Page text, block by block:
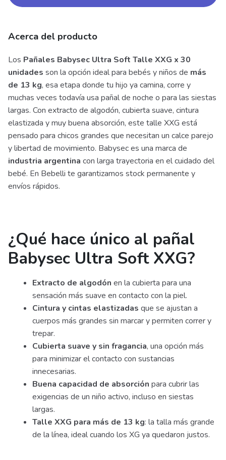
Acerca del producto
Los Pañales Babysec Ultra Soft Talle XXG x 30
unidades son la opción ideal para bebés y niños de más
de 13 kg, esa etapa donde tu hijo ya camina, corre y
muchas veces todavía usa pañal de noche o para las siestas
largas. Con extracto de algodón, cubierta suave, cintura
elastizada y muy buena absorción, este talle XXG está
pensado para chicos grandes que necesitan un calce parejo
y libertad de movimiento. Babysec es una marca de
industria argentina con larga trayectoria en el cuidado del
bebé. En Bebelli te garantizamos stock permanente y
envíos rápidos.
¿Qué hace único al pañal
Babysec Ultra Soft XXG?
Extracto de algodón en la cubierta para una
sensación más suave en contacto con la piel.
Cintura y cintas elastizadas que se ajustan a
cuerpos más grandes sin marcar y permiten correr y
trepar.
Cubierta suave y sin fragancia, una opción más
para minimizar el contacto con sustancias
innecesarias.
Buena capacidad de absorción para cubrir las
exigencias de un niño activo, incluso en siestas
largas.
Talle XXG para más de 13 kg: la talla más grande
de la línea, ideal cuando los XG ya quedaron justos.